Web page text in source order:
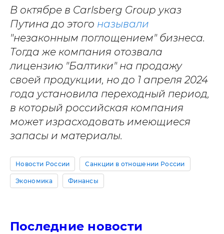
В октябре в Carlsberg Group указ
Путина до этого называли
"незаконным поглощением" бизнеса.
Тогда же компания отозвала
лицензию "Балтики" на продажу
своей продукции, но до 1 апреля 2024
года установила переходный период,
в который российская компания
может израсходовать имеющиеся
запасы и материалы.
Новости России Санкции в отношении России
Экономика Финансы
Последние новости